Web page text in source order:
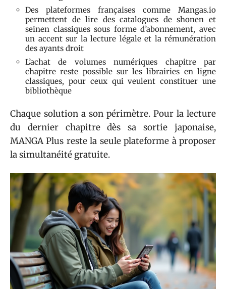
Des plateformes françaises comme Mangas.io
permettent de lire des catalogues de shonen et
seinen classiques sous forme d’abonnement, avec
un accent sur la lecture légale et la rémunération
des ayants droit
L’achat de volumes numériques chapitre par
chapitre reste possible sur les librairies en ligne
classiques, pour ceux qui veulent constituer une
bibliothèque
Chaque solution a son périmètre. Pour la lecture
du dernier chapitre dès sa sortie japonaise,
MANGA Plus reste la seule plateforme à proposer
la simultanéité gratuite.